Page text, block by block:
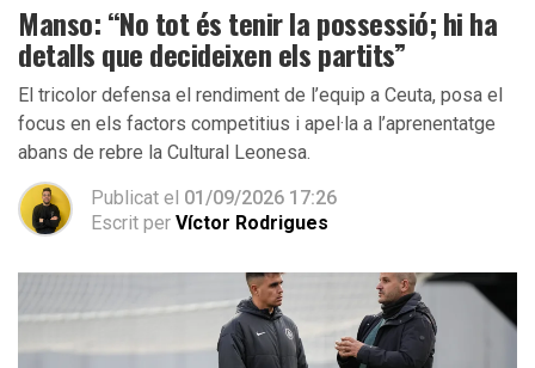
Manso: “No tot és tenir la possessió; hi ha
detalls que decideixen els partits”
El tricolor defensa el rendiment de l’equip a Ceuta, posa el
focus en els factors competitius i apel·la a l’aprenentatge
abans de rebre la Cultural Leonesa.
Publicat el 01/09/2026 17:26
Escrit per Víctor Rodrigues